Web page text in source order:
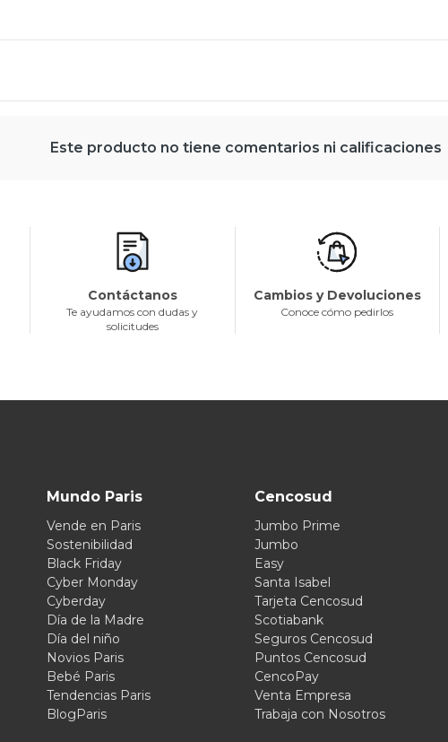
Este producto no tiene comentarios ni calificaciones
Contáctanos
Te ayudamos con dudas y
solicitudes
Cambios y Devoluciones
Conoce cómo pedirlos
Mundo Paris
Vende en Paris
Sostenibilidad
Black Friday
Cyber Monday
Cyberday
Día de la Madre
Día del niño
Novios Paris
Bebé Paris
Tendencias Paris
BlogParis
Cencosud
Jumbo Prime
Jumbo
Easy
Santa Isabel
Tarjeta Cencosud
Scotiabank
Seguros Cencosud
Puntos Cencosud
CencoPay
Venta Empresa
Trabaja con Nosotros